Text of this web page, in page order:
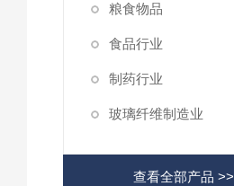
粮食物品
食品行业
制药行业
玻璃纤维制造业
查看全部产品 >>